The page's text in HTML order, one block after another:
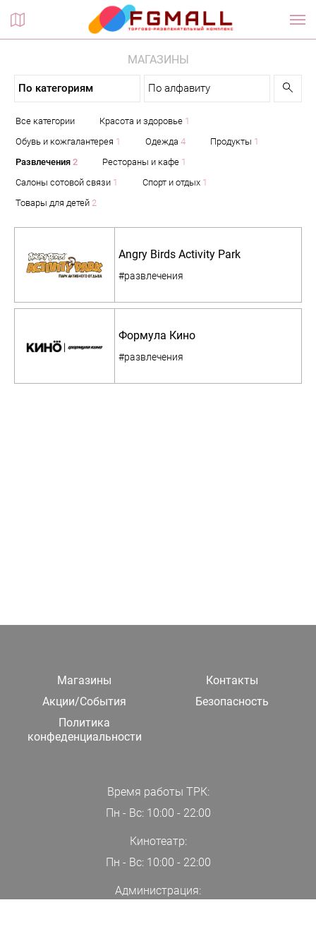
Планы этажей
МАГАЗИНЫ
По категориям По алфавиту
Все категории Красота и здоровье 1
Обувь и кожгалантерея 1 Одежда4 Продукты 1
Развлечения2 Рестораны и кафе 1
Салоны сотовой связи 1 Спорт и отдых 1
Товары для детей2
Angry Birds Activity Park
#развлечения
Формула Кино
#развлечения
Магазины
Контакты
Акции/События
Безопасность
Политика
конфеденциальности
Время работы ТРК:
Пн - Вс: 10:00 - 22:00
Кинотеатр:
Пн - Вс: 10:00 - 22:00
Администрация: